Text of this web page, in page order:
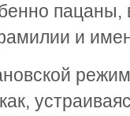
пацаны,
и